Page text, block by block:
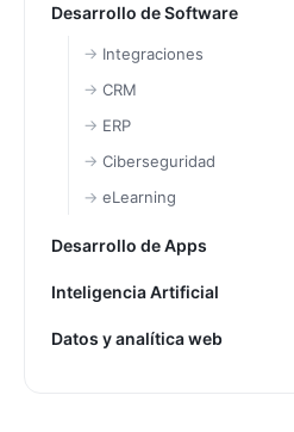
Desarrollo de Software
Integraciones
CRM
ERP
Ciberseguridad
eLearning
Desarrollo de Apps
Inteligencia Artificial
Datos y analítica web